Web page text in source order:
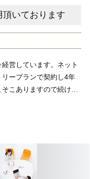
新栄店で住...
いております
営しています。ネット
ープランで契約し4年
こありますので続けて